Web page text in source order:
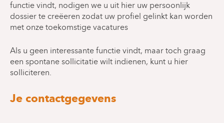
functie vindt, nodigen we u uit hier uw persoonlijk
dossier te creëeren zodat uw profiel gelinkt kan worden
met onze toekomstige vacatures
Als u geen interessante functie vindt, maar toch graag
een spontane sollicitatie wilt indienen, kunt u hier
solliciteren.
Je contactgegevens